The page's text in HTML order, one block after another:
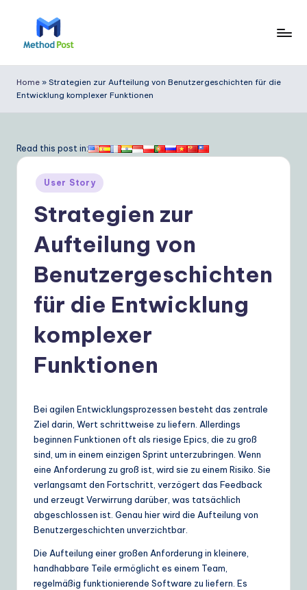
e
t
o
G
m
Y
o
D
ai
ly
Home » Strategien zur Aufteilung von Benutzergeschichten für die
Entwicklung komplexer Funktionen
Read this post in:
Posted
in
User Story
Strategien zur
Aufteilung von
Benutzergeschichten
für die Entwicklung
komplexer
Funktionen
Bei agilen Entwicklungsprozessen besteht das zentrale
Ziel darin, Wert schrittweise zu liefern. Allerdings
beginnen Funktionen oft als riesige Epics, die zu groß
sind, um in einem einzigen Sprint unterzubringen. Wenn
eine Anforderung zu groß ist, wird sie zu einem Risiko. Sie
verlangsamt den Fortschritt, verzögert das Feedback
und erzeugt Verwirrung darüber, was tatsächlich
abgeschlossen ist. Genau hier wird die Aufteilung von
Benutzergeschichten unverzichtbar.
Die Aufteilung einer großen Anforderung in kleinere,
handhabbare Teile ermöglicht es einem Team,
regelmäßig funktionierende Software zu liefern. Es